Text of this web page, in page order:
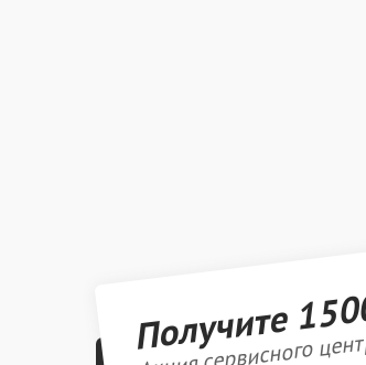
Получите
Акция сервисного